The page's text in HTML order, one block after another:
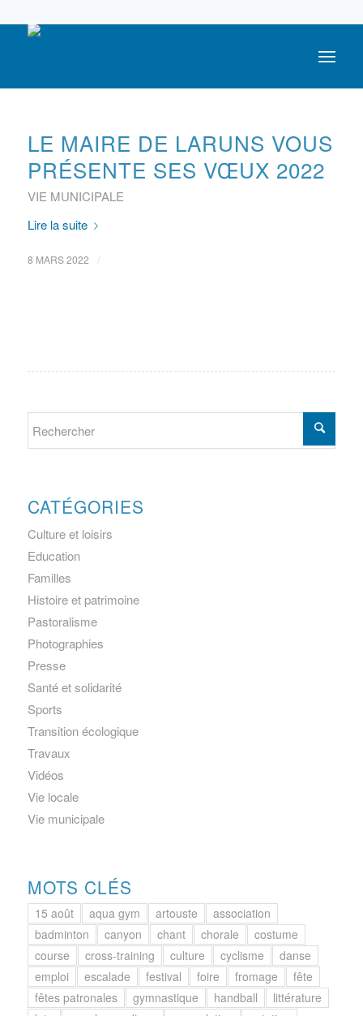
LE MAIRE DE LARUNS VOUS
PRÉSENTE SES VŒUX 2022
VIE MUNICIPALE
Lire la suite
8 MARS 2022
CATÉGORIES
Culture et loisirs
Education
Familles
Histoire et patrimoine
Pastoralisme
Photographies
Presse
Santé et solidarité
Sports
Transition écologique
Travaux
Vidéos
Vie locale
Vie municipale
MOTS CLÉS
15 août aqua gym artouste
association
badminton
canyon chant chorale
costume
course
cross-training culture cyclisme
danse
emploi
escalade festival foire fromage
fête
fêtes patronales
gymnastique handball
littérature